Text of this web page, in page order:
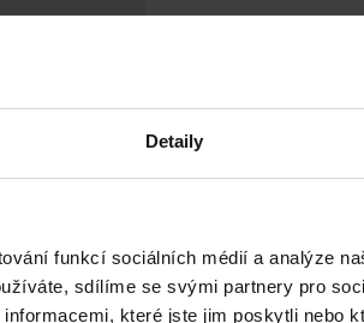
Detaily
funkcí sociálních médií a analýze
sdílíme se svými partnery pro
které jste jim poskytli nebo